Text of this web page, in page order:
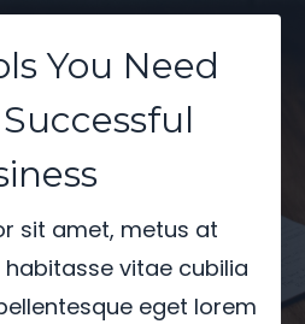
You Need
sit amet, metus at
vitae cubilia
eget lorem